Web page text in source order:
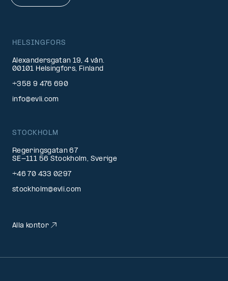
HELSINGFORS
Alexandersgatan 19, 4 vån.
00101 Helsingfors, Finland
+358 9 476 690
info@evli.com
STOCKHOLM
Regeringsgatan 67
SE-111 56 Stockholm, Sverige
+46 70 433 0297
stockholm@evli.com
Alla kontor